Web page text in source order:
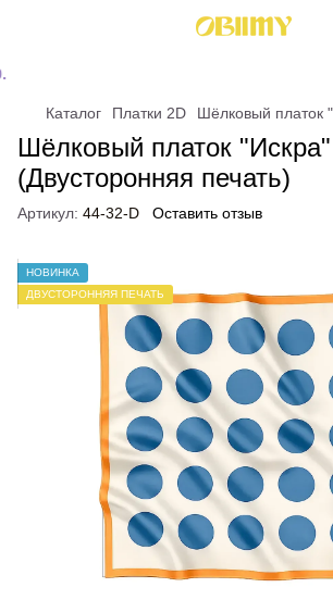
Каталог Платки 2D Шёлковый платок
Шёлковый платок
(Двусторонняя печать)
Артикул: 44-32-D Оставить отзыв
НОВИНКА
ДВУСТОРОННЯЯ ПЕЧАТЬ